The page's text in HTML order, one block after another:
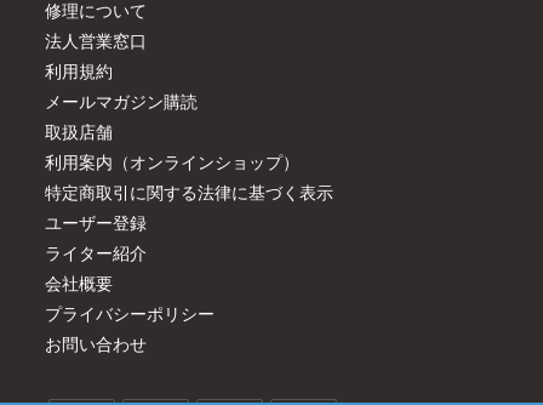
修理について
法人営業窓口
利用規約
メールマガジン購読
取扱店舗
利用案内（オンラインショップ）
特定商取引に関する法律に基づく表示
ユーザー登録
ライター紹介
会社概要
プライバシーポリシー
お問い合わせ